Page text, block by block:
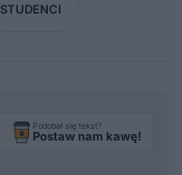
STUDENCI
Podobał się tekst?
Postaw nam kawę!